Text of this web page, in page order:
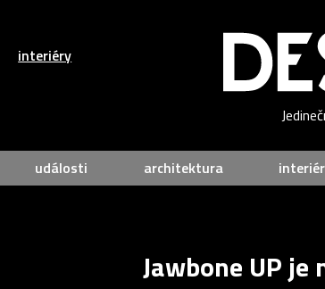
interiéry
události architektura interiér
Jawbone UP